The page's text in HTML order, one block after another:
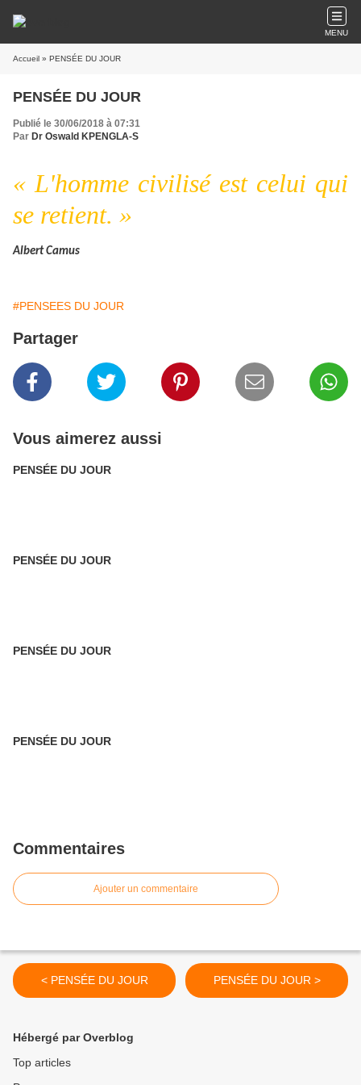
MENU
Accueil » PENSÉE DU JOUR
PENSÉE DU JOUR
Publié le 30/06/2018 à 07:31
Par Dr Oswald KPENGLA-S
« L'homme civilisé est celui qui
se retient. »
Albert Camus
#PENSEES DU JOUR
Partager
Vous aimerez aussi
PENSÉE DU JOUR
PENSÉE DU JOUR
PENSÉE DU JOUR
PENSÉE DU JOUR
Commentaires
Ajouter un commentaire
< PENSÉE DU JOUR PENSÉE DU JOUR >
Hébergé par Overblog
Top articles